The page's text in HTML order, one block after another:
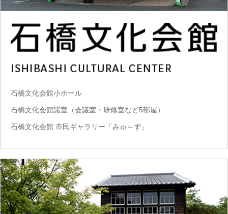
石橋文化会館小ホール
石橋文化会館諸室（会議室・研修室など5部屋）
石橋文化会館 市民ギャラリー「みゅ～ず」